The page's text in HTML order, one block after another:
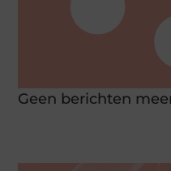
Geen berichten